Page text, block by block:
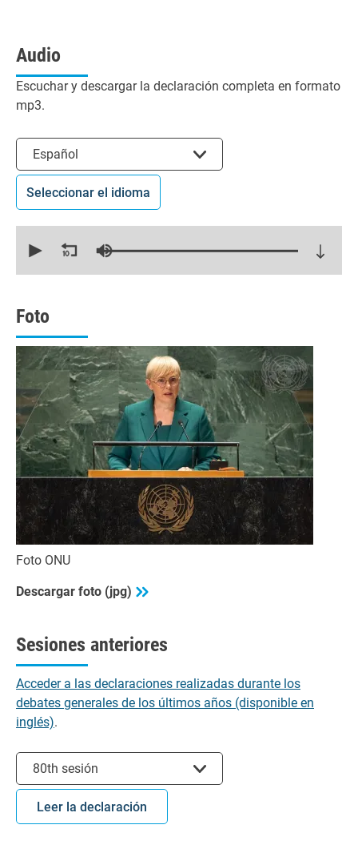
Audio
Escuchar y descargar la declaración completa en formato
mp3.
Seleccionar el idioma
Español
Seleccionar el idioma
seconds
seconds
Foto
Foto ONU
Descargar foto (jpg)
Sesiones anteriores
Acceder a las declaraciones realizadas durante los
debates generales de los últimos años (disponible en
inglés).
80th sesión
Leer la declaración